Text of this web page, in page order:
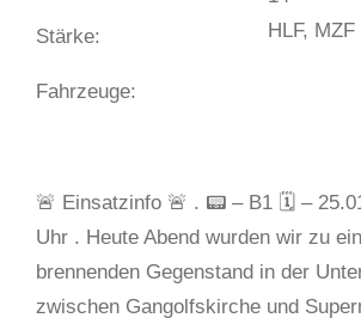
Stärke:
Fahrzeuge:
HLF, MZF
🚨 Einsatzinfo 🚨 . 📟 – B1 🗓 –
Uhr . Heute Abend wurden wir zu
brennenden Gegenstand in der
zwischen Gangolfskirche und